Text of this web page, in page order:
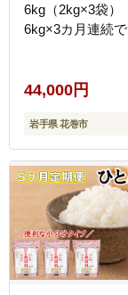
6kg（2kg×3袋
6kg×3カ月連続
44,000円
岩手県 花巻市